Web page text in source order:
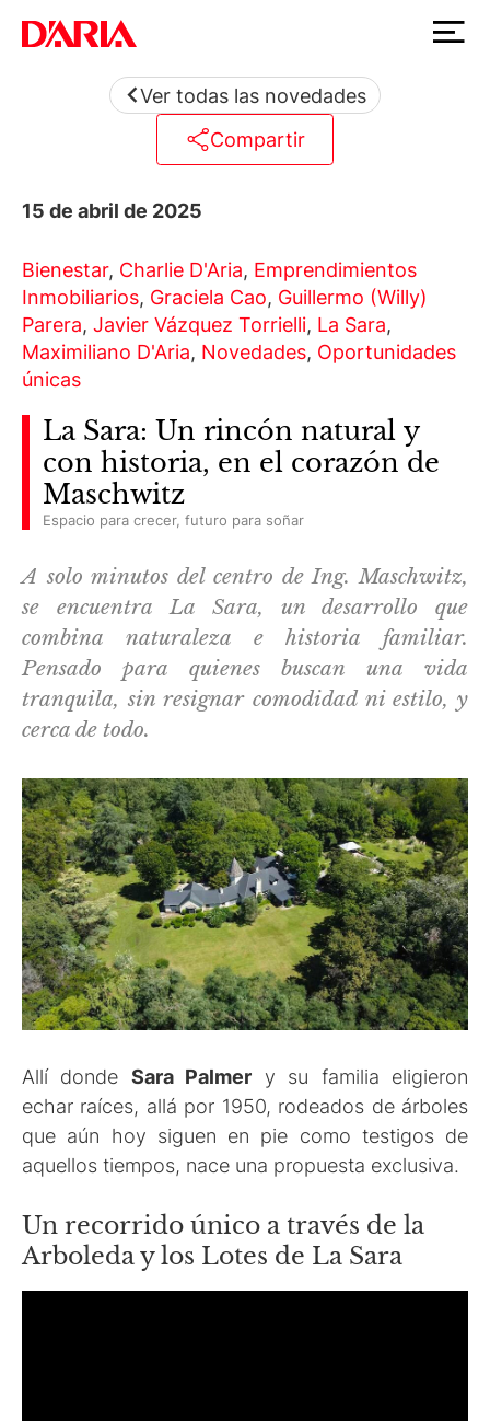
Ver todas las novedades
Compartir
15 de abril de 2025
Bienestar, Charlie D'Aria, Emprendimientos
Inmobiliarios, Graciela Cao, Guillermo (Willy)
Parera, Javier Vázquez Torrielli, La Sara,
Maximiliano D'Aria, Novedades, Oportunidades
únicas
La Sara: Un rincón natural y
con historia, en el corazón de
Maschwitz
Espacio para crecer, futuro para soñar
A solo minutos del centro de Ing. Maschwitz,
se encuentra La Sara, un desarrollo que
combina naturaleza e historia familiar.
Pensado para quienes buscan una vida
tranquila, sin resignar comodidad ni estilo, y
cerca de todo.
Allí donde Sara Palmer y su familia eligieron
echar raíces, allá por 1950, rodeados de árboles
que aún hoy siguen en pie como testigos de
aquellos tiempos, nace una propuesta exclusiva.
Un recorrido único a través de la
Arboleda y los Lotes de La Sara